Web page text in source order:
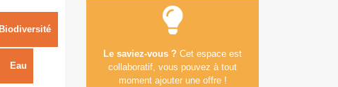
Biodiversité
Eau
Le saviez-vous ?Cet espace est
collaboratif, vous pouvez à tout
moment ajouter une offre !